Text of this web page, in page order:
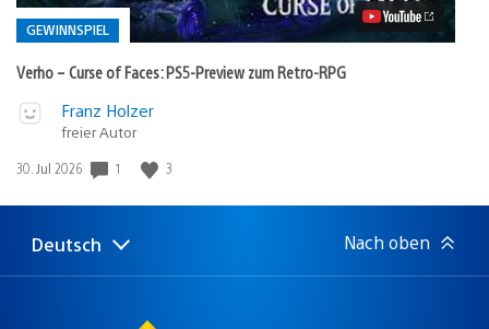
PS5-
Preview
zum
Retro-
GEWINNSPIEL
Verho – Curse of Faces: PS5-Preview zum Retro-RPG
Veröffentlicht
Gewinnspiel
Franz Holzer
freier Autor
Veröffentlichungsdatum:
30. Jul 2026 1 3
Select
Aktuelle
Deutsch Nach oben